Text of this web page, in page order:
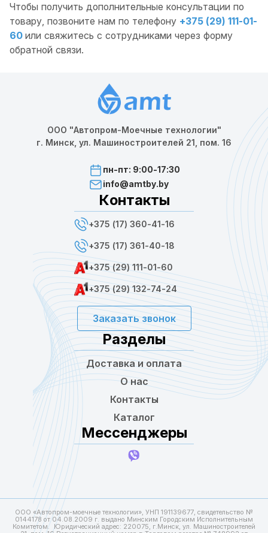
Чтобы получить дополнительные консультации по
товару, позвоните нам по телефону +375 (29) 111-01-
60 или свяжитесь с сотрудниками через форму
обратной связи.
ООО "Автопром-Моечные технологии"
г. Минск, ул. Машиностроителей 21, пом. 16
пн-пт: 9:00-17:30
info@amtby.by
Контакты
+375 (17) 360-41-16
+375 (17) 361-40-18
+375 (29) 111-01-60
+375 (29) 132-74-24
Заказать звонок
Разделы
Доставка и оплата
О нас
Контакты
Каталог
Мессенджеры
ООО «Автопром-моечные технологии», УНП 191139677, свидетельство №
0144178 от 04.08.2009 г. выдано Минским Городским Исполнительным
Комитетом. Юридический адрес: 220075, г.Минск, ул. Машиностроителей